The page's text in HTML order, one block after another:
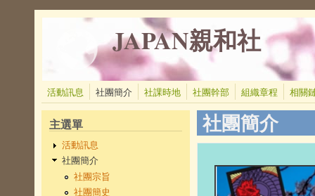
移至主內容
JAPAN親和社
活動訊息 社團簡介 社課時地 社團幹部 組織章程 相關
主選單
活動訊息
社團簡介
社團宗旨
社團簡史
社團簡介